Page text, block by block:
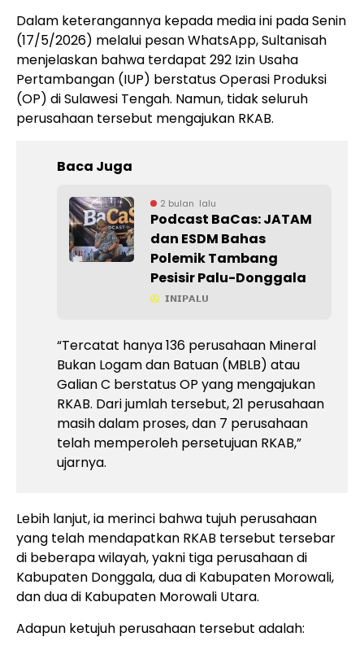
Dalam keterangannya kepada media ini pada Senin
(17/5/2026) melalui pesan WhatsApp, Sultanisah
menjelaskan bahwa terdapat 292 Izin Usaha
Pertambangan (IUP) berstatus Operasi Produksi
(OP) di Sulawesi Tengah. Namun, tidak seluruh
perusahaan tersebut mengajukan RKAB.
Baca Juga
2 bulan lalu
Podcast BaCas: JATAM
dan ESDM Bahas
Polemik Tambang
Pesisir Palu-Donggala
𝗜𝗡𝗜𝗣𝗔𝗟𝗨
“Tercatat hanya 136 perusahaan Mineral
Bukan Logam dan Batuan (MBLB) atau
Galian C berstatus OP yang mengajukan
RKAB. Dari jumlah tersebut, 21 perusahaan
masih dalam proses, dan 7 perusahaan
telah memperoleh persetujuan RKAB,”
ujarnya.
Lebih lanjut, ia merinci bahwa tujuh perusahaan
yang telah mendapatkan RKAB tersebut tersebar
di beberapa wilayah, yakni tiga perusahaan di
Kabupaten Donggala, dua di Kabupaten Morowali,
dan dua di Kabupaten Morowali Utara.
Adapun ketujuh perusahaan tersebut adalah: